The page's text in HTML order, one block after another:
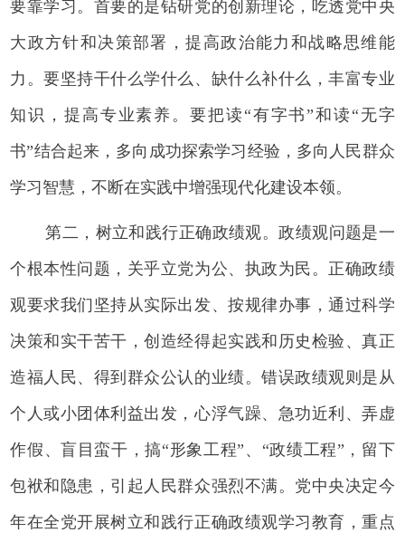
要靠学习。首要的是钻研党的创新理论，吃透党中央
大政方针和决策部署，提高政治能力和战略思维能
力。要坚持干什么学什么、缺什么补什么，丰富专业
知识，提高专业素养。要把读“有字书”和读“无字
书”结合起来，多向成功探索学习经验，多向人民群众
学习智慧，不断在实践中增强现代化建设本领。
第二，树立和践行正确政绩观。政绩观问题是一
个根本性问题，关乎立党为公、执政为民。正确政绩
观要求我们坚持从实际出发、按规律办事，通过科学
决策和实干苦干，创造经得起实践和历史检验、真正
造福人民、得到群众公认的业绩。错误政绩观则是从
个人或小团体利益出发，心浮气躁、急功近利、弄虚
作假、盲目蛮干，搞“形象工程”、“政绩工程”，留下
包袱和隐患，引起人民群众强烈不满。党中央决定今
年在全党开展树立和践行正确政绩观学习教育，重点